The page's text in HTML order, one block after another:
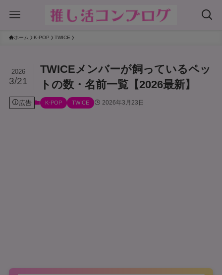
ホーム K-POP TWICE
TWICEメンバーが飼っているペッ
トの数・名前一覧【2026最新】
2026
3/21
広告 K-POP TWICE 2026年3月23日